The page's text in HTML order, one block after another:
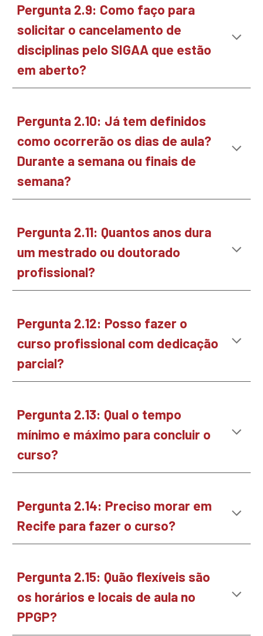
Pergunta 2.9: Como faço para
solicitar o cancelamento de
disciplinas pelo SIGAA que estão
em aberto?
Pergunta 2.10: Já tem definidos
como ocorrerão os dias de aula?
Durante a semana ou finais de
semana?
Pergunta 2.11: Quantos anos dura
um mestrado ou doutorado
profissional?
Pergunta 2.12: Posso fazer o
curso profissional com dedicação
parcial?
Pergunta 2.13: Qual o tempo
mínimo e máximo para concluir o
curso?
Pergunta 2.14: Preciso morar em
Recife para fazer o curso?
Pergunta 2.15: Quão flexíveis são
os horários e locais de aula no
PPGP?